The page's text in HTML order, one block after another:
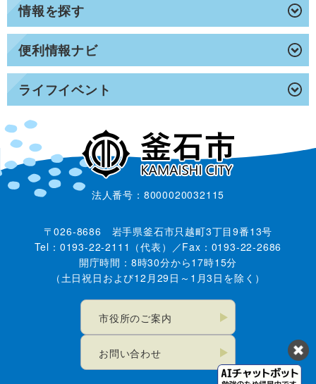
情報を探す
便利情報ナビ
ライフイベント
法人番号：8000020032115
〒026-8686 岩手県釜石市只越町3丁目9番13号
Tel：0193-22-2111（代表）／Fax：0193-22-2686
開庁時間：8時30分から17時15分
（土日祝日および12月29日～1月3日を除く）
市役所のご案内
お問い合わせ